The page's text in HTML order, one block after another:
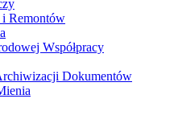
Remontów
Współpracy
Dokumentów